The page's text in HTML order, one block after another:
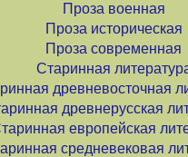
Проза военная
Проза историческая
Проза современная
Старинная
древневосточная
древнерусская
европейская
средневековая